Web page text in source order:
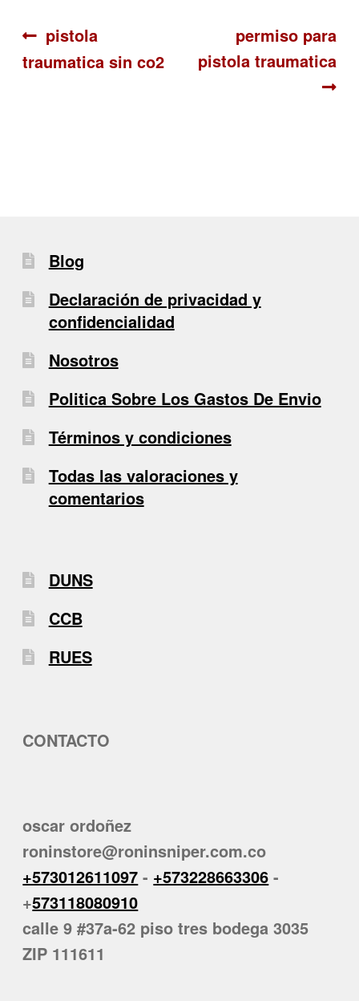
Navegación
de
Anterior:
pistola
traumatica sin co2
Siguiente:
permiso para
pistola traumatica
Blog
Declaración de privacidad y
confidencialidad
Nosotros
Politica Sobre Los Gastos De Envio
Términos y condiciones
Todas las valoraciones y
comentarios
DUNS
CCB
RUES
CONTACTO
oscar ordoñez
roninstore@roninsniper.com.co
+573012611097 - +573228663306 -
+573118080910
calle 9 #37a-62 piso tres bodega 3035
ZIP 111611